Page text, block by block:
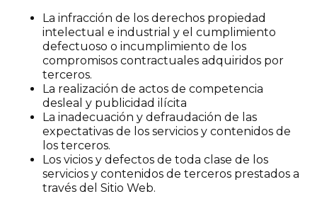
La infracción de los derechos propiedad
intelectual e industrial y el cumplimiento
defectuoso o incumplimiento de los
compromisos contractuales adquiridos por
terceros.
La realización de actos de competencia
desleal y publicidad ilícita
La inadecuación y defraudación de las
expectativas de los servicios y contenidos de
los terceros.
Los vicios y defectos de toda clase de los
servicios y contenidos de terceros prestados a
través del Sitio Web.